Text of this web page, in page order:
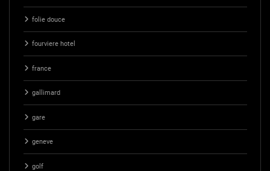
folie douce
fourviere hotel
france
gallimard
gare
geneve
golf